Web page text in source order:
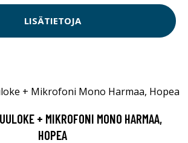
LISÄTIETOJA
+ MIKROFONI MONO HARMAA,
HOPEA